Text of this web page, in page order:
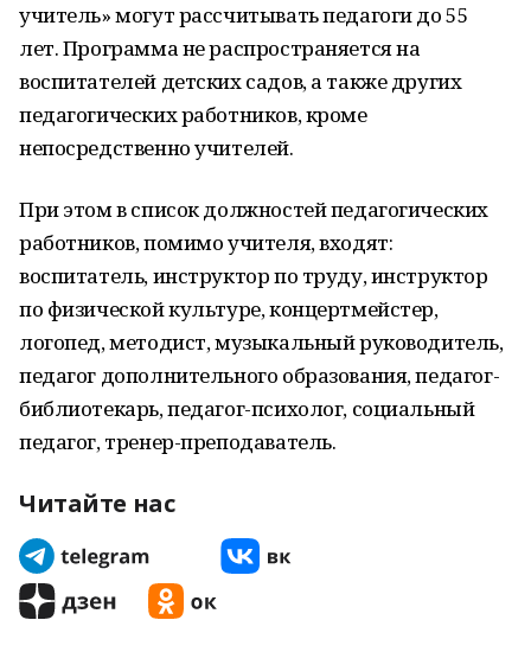
учитель» могут рассчитывать педагоги до 55
лет. Программа не распространяется на
воспитателей детских садов, а также других
педагогических работников, кроме
непосредственно учителей.
При этом в список должностей педагогических
работников, помимо учителя, входят:
воспитатель, инструктор по труду, инструктор
по физической культуре, концертмейстер,
логопед, методист, музыкальный руководитель,
педагог дополнительного образования, педагог-
библиотекарь, педагог-психолог, социальный
педагог, тренер-преподаватель.
Читайте нас